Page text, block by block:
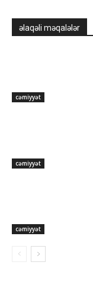
əlaqəli məqalələr
cəmiyyət
cəmiyyət
cəmiyyət